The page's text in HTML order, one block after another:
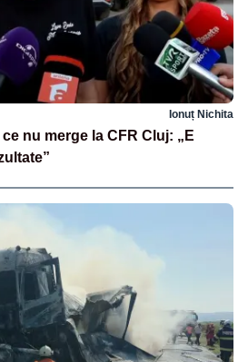
Ionuț Nichita
nu merge la CFR Cluj: „E